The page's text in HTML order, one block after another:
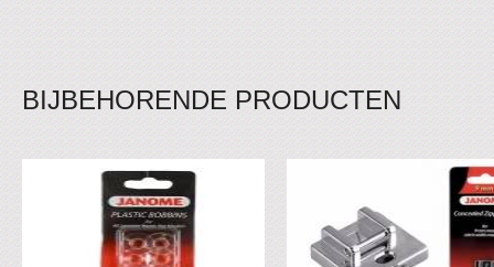
BIJBEHORENDE PRODUCTEN